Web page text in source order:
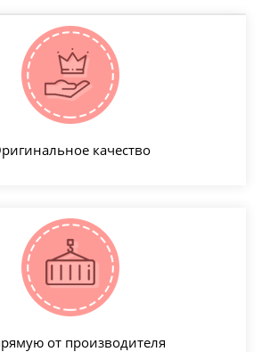
качество
от производителя